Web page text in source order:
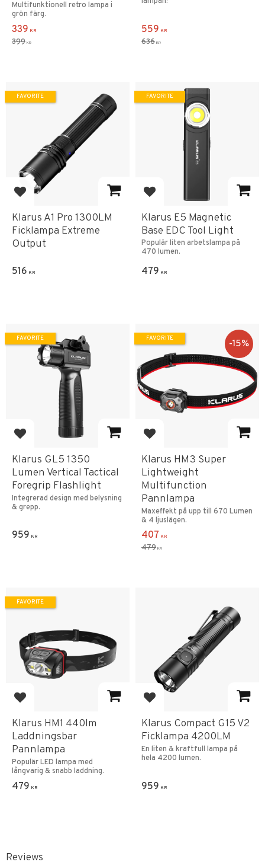
Reviews
Multifunktionell retro lampa i
grön färg.
339 KR
399 KR
559 KR
636 KR
Add to favorites
Klarus A1 Pro 1300LM
Ficklampa Extreme
Output
516 KR
FAVORITE
Add to favorites
Klarus E5 Magnetic
Base EDC Tool Light
Populär liten arbetslampa på
470 lumen.
479 KR
FAVORITE
Add to favorites
Klarus GL5 1350
Lumen Vertical Tactical
Foregrip Flashlight
Integrerad design med belysning
& grepp.
959 KR
FAVORITE
Add to favorites
Klarus HM3 Super
Lightweight
Multifunction
Pannlampa
Maxeffekt på upp till 670 Lumen
& 4 ljuslägen.
407 KR
479 KR
15%
FAVORITE
Add to favorites
Klarus HM1 440lm
Laddningsbar
Pannlampa
Populär LED lampa med
långvarig & snabb laddning.
479 KR
FAVORITE
Add to favorites
Klarus Compact G15 V2
Ficklampa 4200LM
En liten & kraftfull lampa på
hela 4200 lumen.
959 KR